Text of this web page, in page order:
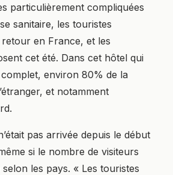
particulièrement compliquées
sanitaire, les touristes
en France, et les
cet été. Dans cet hôtel qui
environ 80% de la
et notamment
pas arrivée depuis le début
si le nombre de visiteurs
selon les pays. « Les touristes